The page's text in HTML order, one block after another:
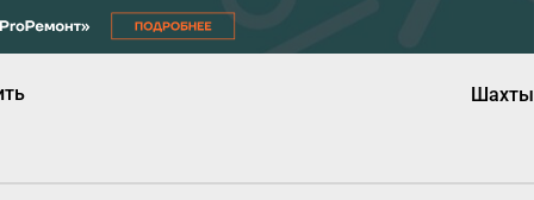
Шахты